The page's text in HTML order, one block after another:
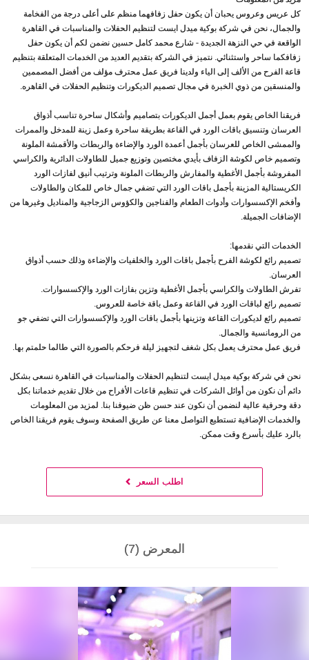
كل عريس وعروس يحبان أن يكون حفل زفافهما منظم على أعلى درجة من الفخامة
والجمال، نحن في شركة بوكية ميدل ايست لتنظيم الحفلات والمناسبات في القاهرة
الواقعة في حي النزهة الجديدة - شارع محمد كامل حسين نضمن لكم أن يكون حفل
زفافكما ساحر واستثنائي. نتميز في الشركة بتقديم العديد من الخدمات المتعلقة بتنظيم
قاعة الفرح من الألف إلى الياء ولدينا فريق عمل محترف مؤلف من أفضل المصممين
والمنسقين من ذوي الخبرة في مجال تصميم الديكورات وتنظيم الحفلات في القاهره.
فريقنا الخاص يقوم بعمل أجمل الديكورات بتصاميم وأشكال ساحرة تناسب أذواق
العرسان وتنسيق باقات الورد في القاعة بطريقة ساحرة وعمل زينة للمدخل والممرات
والممشى الخاص للعرسان بأجمل أعمدة الورد والإضاءة والربطات والأقمشة الملونة
وتصميم خاص لكوشة الزفاف بأيدي مختصين وتوزيع جميل للطاولات الدائرية والكراسي
المفروشة بأجمل الأغطية والمفارش والربطات الملونة وترتيب أنيق لفازات الورد
الكريستالية المزينة بأجمل باقات الورد التي تضفي جمال خاص للمكان والطاولات
وأفخم الإكسسوارات وأدوات الطعام والفناجين والكؤوس الزجاجية والمناديل وغيرها من
الإضافات الجميلة.
الخدمات التي نقدمها:
تصميم رائع لكوشة الفرح بأجمل باقات الورد والخلفيات والإضاءة وذلك حسب أذواق
العرسان.
تفرش الطاولات والكراسي بأجمل الأغطية وتزين بفازات الورد والإكسسوارات.
تصميم رائع لباقات الورد في القاعة وعمل باقة خاصة للعروس.
تصميم رائع لديكورات القاعة وتزينها بأجمل باقات الورد والإكسسوارات التي تضفي جو
من الرومانسية والجمال.
فريق عمل محترف يعمل بكل شغف لتجهيز ليلة فرحكم بالصورة التي طالما حلمتم بها.
نحن في شركة بوكية ميدل ايست لتنظيم الحفلات والمناسبات في القاهرة نسعى بشكل
دائم أن نكون من أوائل الشركات في تنظيم قاعات الأفراح من خلال تقديم خدماتنا بكل
دقة وحرفية عالية لنضمن أن نكون عند حسن ظن ضيوفنا بنا. لمزيد من المعلومات
والخدمات الإضافية تستطيع التواصل معنا عن طريق الصفحة وسوف يقوم فريقنا الخاص
بالرد عليك بأسرع وقت ممكن.
اطلب السعر
المعرض (7)